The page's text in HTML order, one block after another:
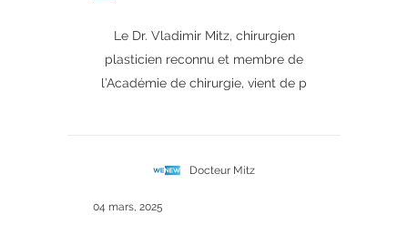
Le Dr. Vladimir Mitz, chirurgien
plasticien reconnu et membre de
l’Académie de chirurgie, vient de p
Docteur Mitz
04 mars, 2025